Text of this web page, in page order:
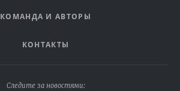
КОМАНДА И АВТОРЫ
КОНТАКТЫ
Следите за новостями: